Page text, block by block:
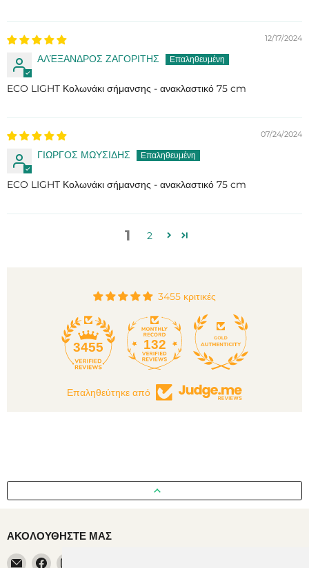
12/17/2024
ΑΛΈΞΑΝΔΡΟΣ ΖΑΓΟΡΙΤΗΣ
ECO LIGHT Κολωνάκι σήμανσης - ανακλαστικό 75 cm
07/24/2024
ΓΙΩΡΓΟΣ ΜΩΥΣΙΔΗΣ
ECO LIGHT Κολωνάκι σήμανσης - ανακλαστικό 75 cm
1 2
3455 κριτικές
3455 132
Επαληθεύτηκε από
ΑΚΟΛΟΥΘΉΣΤΕ ΜΑΣ
Email